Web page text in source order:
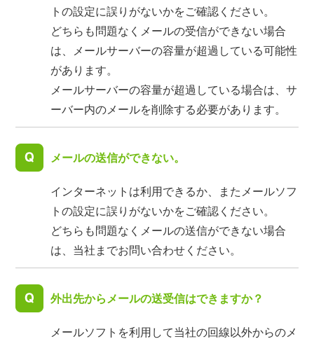
トの設定に誤りがないかをご確認ください。
どちらも問題なくメールの受信ができない場合
は、メールサーバーの容量が超過している可能性
があります。
メールサーバーの容量が超過している場合は、サ
ーバー内のメールを削除する必要があります。
メールの送信ができない。
インターネットは利用できるか、またメールソフ
トの設定に誤りがないかをご確認ください。
どちらも問題なくメールの送信ができない場合
は、当社までお問い合わせください。
外出先からメールの送受信はできますか？
メールソフトを利用して当社の回線以外からのメ